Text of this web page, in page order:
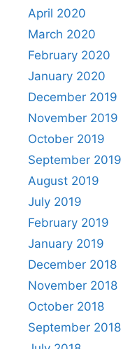
April 2020
March 2020
February 2020
January 2020
December 2019
November 2019
October 2019
September 2019
August 2019
July 2019
February 2019
January 2019
December 2018
November 2018
October 2018
September 2018